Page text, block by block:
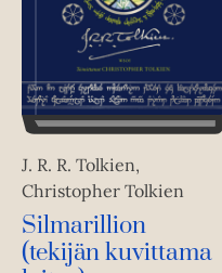
J. R. R. Tolkien,
Christopher Tolkien
Silmarillion
(tekijän kuvittama